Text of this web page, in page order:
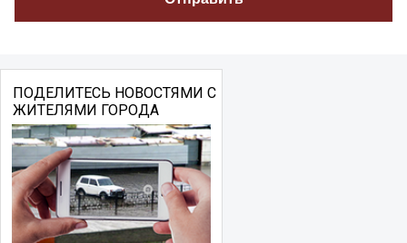
ПОДЕЛИТЕСЬ НОВОСТЯМИ С
ЖИТЕЛЯМИ ГОРОДА